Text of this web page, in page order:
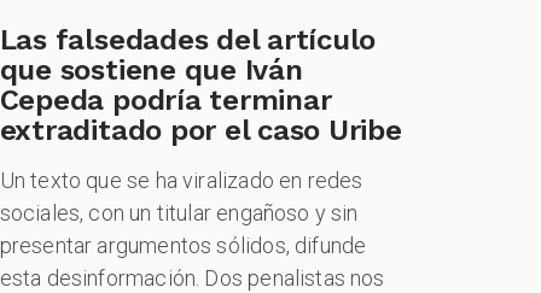
Las falsedades del artículo
que sostiene que Iván
Cepeda podría terminar
extraditado por el caso Uribe
Un texto que se ha viralizado en redes
sociales, con un titular engañoso y sin
presentar argumentos sólidos, difunde
esta desinformación. Dos penalistas nos